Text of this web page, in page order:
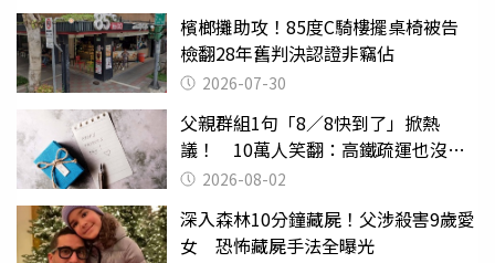
檳榔攤助攻！85度C騎樓擺桌椅被告
檢翻28年舊判決認證非竊佔
2026-07-30
父親群組1句「8／8快到了」掀熱
議！ 10萬人笑翻：高鐵疏運也沒列
父親節
2026-08-02
深入森林10分鐘藏屍！父涉殺害9歲愛
女 恐怖藏屍手法全曝光